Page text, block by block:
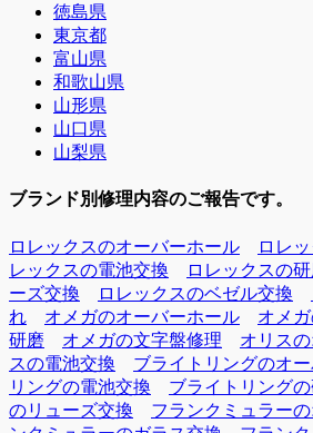
徳島県
東京都
富山県
和歌山県
山形県
山口県
山梨県
ブランド別修理内容のご報告です。
ロレックスのオーバーホール ロレ
レックスの電池交換
ロレックスの
ーズ交換
ロレックスのベゼル交換
れ
オメガのオーバーホール オメ
研磨
オメガの文字盤修理 オリス
スの電池交換
ブライトリングのオ
リングの電池交換
ブライトリング
のリューズ交換
フランクミュラー